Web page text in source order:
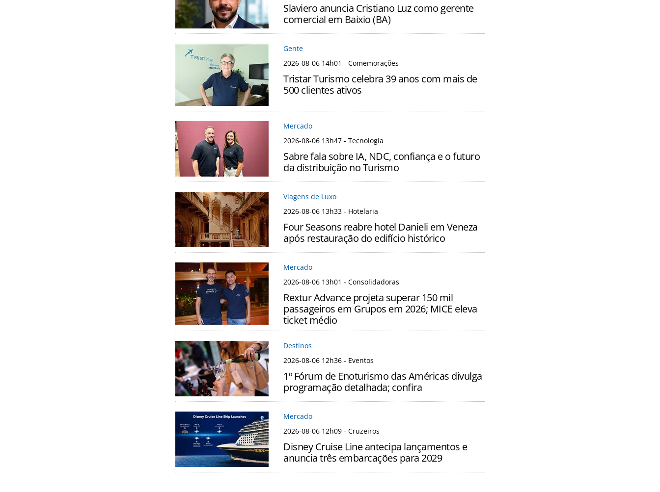
Slaviero anuncia Cristiano Luz como gerente
comercial em Baixio (BA)
Gente
2026-08-06 14h01 - Comemorações
Tristar Turismo celebra 39 anos com mais de
500 clientes ativos
Mercado
2026-08-06 13h47 - Tecnologia
Sabre fala sobre IA, NDC, confiança e o futuro
da distribuição no Turismo
Viagens de Luxo
2026-08-06 13h33 - Hotelaria
Four Seasons reabre hotel Danieli em Veneza
após restauração do edifício histórico
Mercado
2026-08-06 13h01 - Consolidadoras
Rextur Advance projeta superar 150 mil
passageiros em Grupos em 2026; MICE eleva
ticket médio
Destinos
2026-08-06 12h36 - Eventos
1º Fórum de Enoturismo das Américas divulga
programação detalhada; confira
Mercado
2026-08-06 12h09 - Cruzeiros
Disney Cruise Line antecipa lançamentos e
anuncia três embarcações para 2029